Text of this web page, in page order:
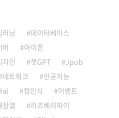
러닝
데이터베이스
버
아이폰
자인 챗GPT
Jpub
네트워크
인공지능
ai 정인식
이벤트
장열
라즈베리파이